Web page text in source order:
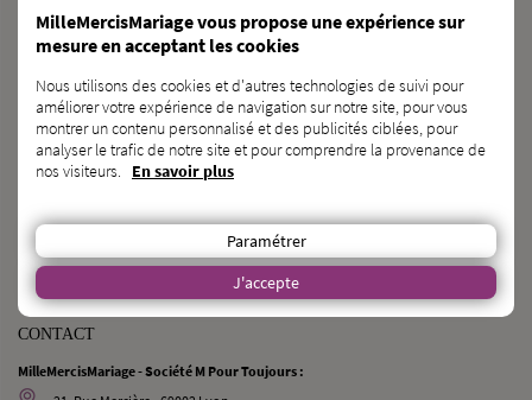
NEED A GENERAL-PURPOSE CROWDFUNDING CAMPAIGN ?
DISCOVER KAGNOTTE.COM
WEDDING PROFESSIONAL ?
REGISTER IN THE DIRECTORY
DO YOU KNOW ANY FUTURE BRIDES AND GROOMS ?
TELL THEM ABOUT US !
CONTACT
MilleMercisMariage - Société M Pour Toujours :
MilleMercisMariage vous propose une expérience sur
mesure en acceptant les cookies
Nous utilisons des cookies et d'autres technologies de suivi pour
améliorer votre expérience de navigation sur notre site, pour vous
montrer un contenu personnalisé et des publicités ciblées, pour
analyser le trafic de notre site et pour comprendre la provenance de
nos visiteurs. En savoir plus
Paramétrer
J'accepte